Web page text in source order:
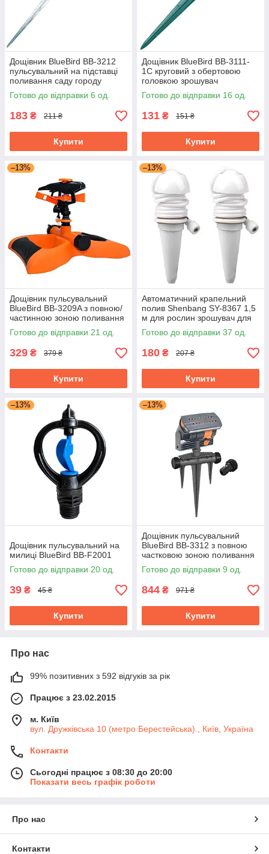
Дощівник BlueBird BB-3212
пульсувальний на підставці
поливання саду городу
Готово до відправки 6 од.
183 ₴ 211 ₴
Купити
Дощівник BlueBird BB-3111-
1C круговий з обертовою
головкою зрошувач
Готово до відправки 16 од.
131 ₴ 151 ₴
Купити
–13%
Дощівник пульсувальний
BlueBird BB-3209A з повною/
частинною зоною поливання
автоматичного поливання
Готово до відправки 21 од.
329 ₴ 379 ₴
Купити
–13%
Автоматичний крапельний
полив Shenbang SY-8367 1,5
м для рослин зрошувач для
кімнатних квітів
Готово до відправки 37 од.
180 ₴ 207 ₴
Купити
–13%
Дощівник пульсувальний на
милиці BlueBird BB-F2001
Готово до відправки 20 од.
39 ₴ 45 ₴
Купити
–13%
Дощівник пульсувальний
BlueBird BB-3312 з повною
частковою зоною поливання
Готово до відправки 9 од.
844 ₴ 971 ₴
Купити
Про нас
99% позитивних з 592 відгуків за рік
Працює з 23.02.2015
м. Київ
вул. Дружківська 10 (метро Берестейська)., Київ, Україна
Контакти
Сьогодні працює з 08:30 до 20:00
Показати весь графік роботи
Про нас
Контакти